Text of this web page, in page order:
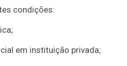
condições:
em instituição privada;